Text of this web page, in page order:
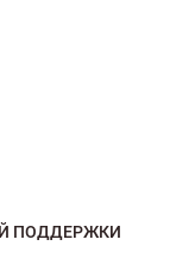
ПОДДЕРЖКИ